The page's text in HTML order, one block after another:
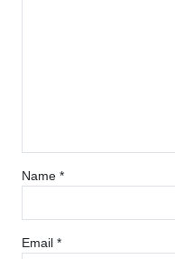
Name *
Email *